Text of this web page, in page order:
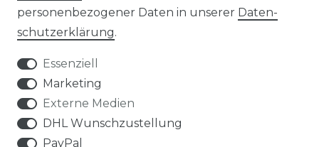
personenbezogener Daten in unserer Daten­
schutz­erklärung.
Essenziell
Marketing
Externe Medien
DHL Wunschzustellung
PayPal